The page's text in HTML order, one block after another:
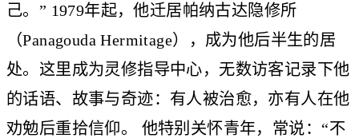
己。” 1979年起，他迁居帕纳古达隐修所
（Panagouda Hermitage），成为他后半生的居
处。这里成为灵修指导中心，无数访客记录下他
的话语、故事与奇迹：有人被治愈，亦有人在他
劝勉后重拾信仰。 他特别关怀青年，常说：“不